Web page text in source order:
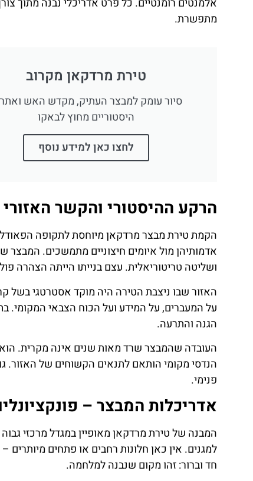
מתפשרת.
טירת מרדקאן מקרוב
סיור עומק למבצר העתיק, מקדש האש
היסטוריים מחוץ לבאקו
לחצו כאן למידע נוסף
הרקע ההיסטורי והקשר האזורי
הקמת טירת מבצר מרדקאן מיוחסת לתקופה
אדמותיהן מול איומים חיצוניים מתמשכים.
ושליטה טריטוריאלית. עצם בנייתו הייתה הצהרה
האזור שבו ניצבת הטירה היה מוקד אסטרטגי בשל
על המעברים, על המידע ועל הכוח הצבאי המקומי.
הגנה והתרעה.
העובדה שהמבצר שרד מאות שנים אינה מקרית. הוא
הנדסי מקומי הותאם לתנאים הקשוחים של האזור.
פנימי.
אדריכלות המבצר –
המבנה של טירת מרדקאן מאופיין במגדל מרכזי
למגנים. אין כאן חלונות רחבים או פתחים מיותרים
חד וברור: זהו מקום שנבנה למלחמה.
טיסה זולה?
לחצו
פה!